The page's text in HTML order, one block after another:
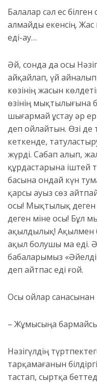
Балалар сәл ес
алмайды екенсің. Жас
еді-ау…
Әй, сонда да осы
айқайлап, үй
көзінің жасын
өзінің мықтылығына
шығармай ұстау әр
деп ойлайтын. Өзі де
кеткенде,
жүрді. Сабап алып,
құрдастарына іштей
басына ондай күн
қарсы ауыз сөз
осы! Мықтылық деген
деген міне осы! Бұл
ақылдылық! Ақылмен
ақыл болушы ма еді.
бабаларымыз
деп айтпас еді ғой.
Осы ойлар санасынан
– Жұмысыңа
Нәзігүлдің
тарқамағанын
тастап, сыртқа